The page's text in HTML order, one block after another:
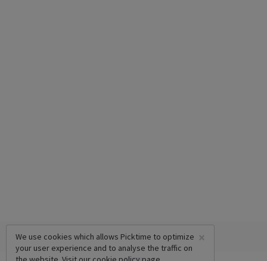
×
We use cookies which allows Picktime to optimize
your user experience and to analyse the traffic on